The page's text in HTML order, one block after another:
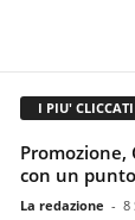
I PIU' CLICCATI
Promozione,
con un punto
La redazione - 8